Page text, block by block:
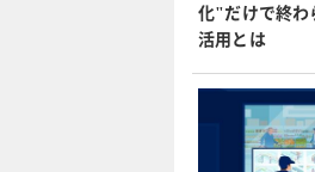
化"だけで終わ
活用とは